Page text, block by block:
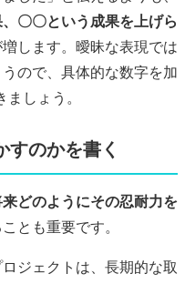
〇〇という成果を上げら
します。曖昧な表現では
ので、具体的な数字を加
ましょう。
すのかを書く
来どのようにその忍耐力を
とも重要です。
ジェクトは、長期的な取